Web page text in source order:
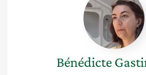
Gastineau
Bénédicte